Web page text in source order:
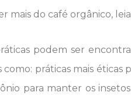
mais do café orgânico,
podem ser
como: práticas mais éticas
para manter os